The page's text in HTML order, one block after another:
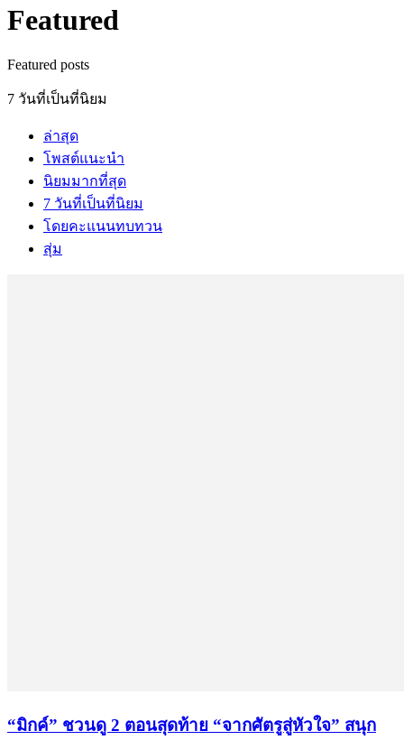
Featured
Featured posts
7 วันที่เป็นที่นิยม
ล่าสุด
โพสต์แนะนำ
นิยมมากที่สุด
7 วันที่เป็นที่นิยม
โดยคะแนนทบทวน
สุ่ม
“มิกค์” ชวนดู 2 ตอนสุดท้าย “จากศัตรูสู่หัวใจ” สนุก